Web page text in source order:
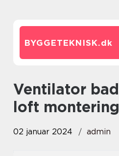
BYGGETEKNISK.dk
ventilator badeværelse
loft montering
02 januar 2024 admin